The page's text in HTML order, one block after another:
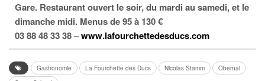
Gare. Restaurant ouvert le soir, du mardi au samedi, et le
dimanche midi. Menus de 95 à 130 €
03 88 48 33 38 –www.lafourchettedesducs.com
Gastronomie La Fourchette des Ducs Nicolas Stamm
Obernai